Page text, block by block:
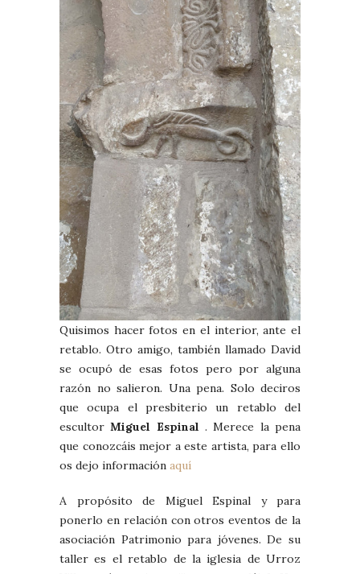
Quisimos hacer fotos en el interior, ante el
retablo. Otro amigo, también llamado David
se ocupó de esas fotos pero por alguna
razón no salieron. Una pena. Solo deciros
que ocupa el presbiterio un retablo del
escultorMiguel Espinal. Merece la pena
que conozcáis mejor a este artista, para ello
os dejo información aquí
A propósito de Miguel Espinal y para
ponerlo en relación con otros eventos de la
asociación Patrimonio para jóvenes. De su
taller es el retablo de la iglesia de Urroz